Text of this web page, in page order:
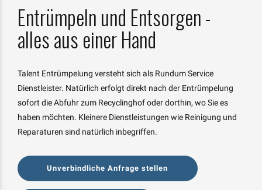
Entrümpeln und Entsorgen -
alles aus einer Hand
Talent Entrümpelung versteht sich als Rundum Service
Dienstleister. Natürlich erfolgt direkt nach der Entrümpelung
sofort die Abfuhr zum Recyclinghof oder dorthin, wo Sie es
haben möchten. Kleinere Dienstleistungen wie Reinigung und
Reparaturen sind natürlich inbegriffen.
Unverbindliche Anfrage stellen